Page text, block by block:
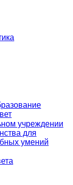
учреждении
для
умений